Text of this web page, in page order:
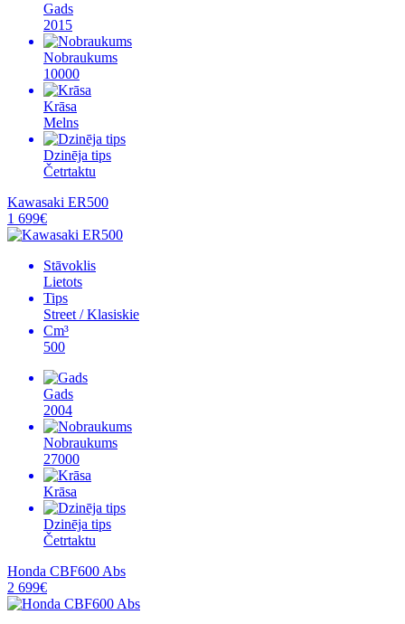
Gads
2015
Nobraukums
10000
Krāsa
Melns
Dzinēja tips
Četrtaktu
Kawasaki ER500
1 699€
Stāvoklis
Lietots
Tips
Street / Klasiskie
Cm³
500
Gads
2004
Nobraukums
27000
Krāsa
Dzinēja tips
Četrtaktu
Honda CBF600 Abs
2 699€